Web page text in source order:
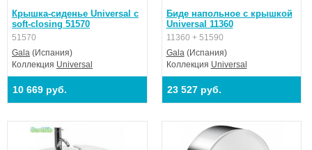
Крышка-сиденье Universal с
soft-closing 51570
51570
Gala (Испания)
Коллекция Universal
10 669 руб.
Биде напольное с крышкой
Universal 11360
11360 + 51590
Gala(Испания)
Коллекция Universal
23 527 руб.